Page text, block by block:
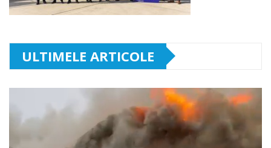
ULTIMELE ARTICOLE